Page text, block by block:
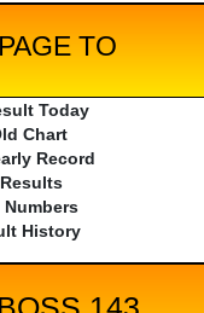
TO
Today
Chart
Record
History